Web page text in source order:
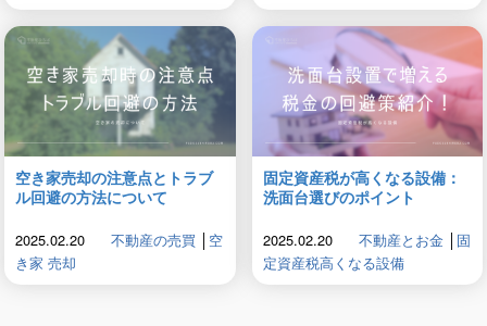
空き家売却の注意点とトラブ
ル回避の方法について
2025.02.20 不動産の売買 │ 空
き家 売却
固定資産税が高くなる設備：
洗面台選びのポイント
2025.02.20 不動産とお金│ 固
定資産税高くなる設備